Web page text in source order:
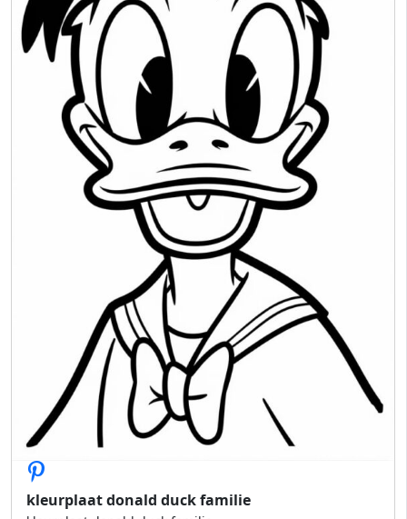
kleurplaat donald duck familie